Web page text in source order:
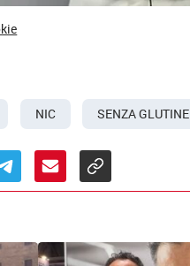
NIC SENZA GLUTINE